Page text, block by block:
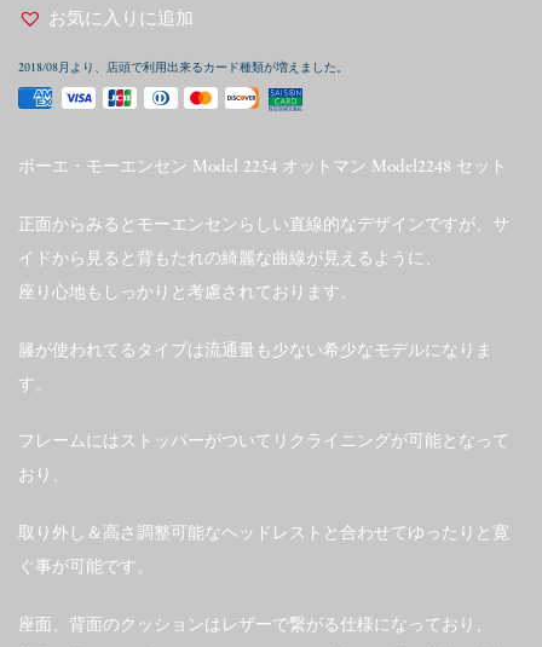
お気に入りに追加
2018/08月より、店頭で利用出来るカード種類が増えました。
ボーエ・モーエンセン Model 2254 オットマン Model2248 セット
正面からみるとモーエンセンらしい直線的なデザインですが、サ
イドから見ると背もたれの綺麗な曲線が見えるように、
座り心地もしっかりと考慮されております。
籐が使われてるタイプは流通量も少ない希少なモデルになりま
す。
フレームにはストッパーがついてリクライニングが可能となって
おり、
取り外し＆高さ調整可能なヘッドレストと合わせてゆったりと寛
ぐ事が可能です。
座面、背面のクッションはレザーで繋がる仕様になっており、